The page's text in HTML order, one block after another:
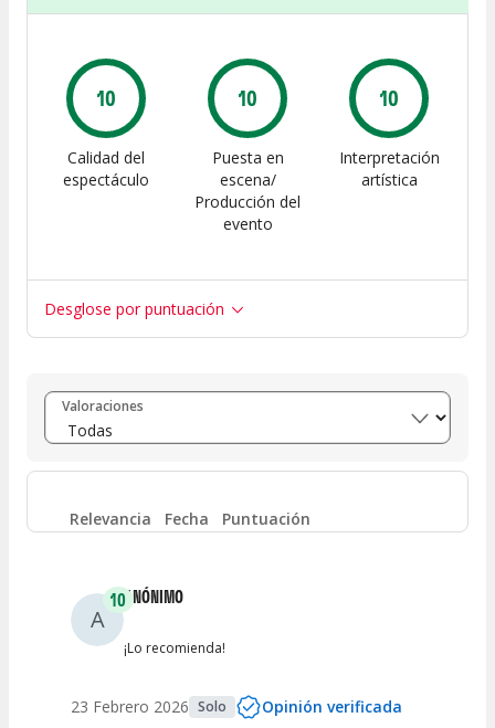
10
Calidad del
espectáculo
10
Puesta en
escena/
Producción del
evento
10
Interpretación
artística
Desglose por puntuación
Entre 8 y 10 (2)
Entre 6 y 8 (0)
Entre 4 y 6 0
Entre 0 y 2
Valoraciones
Relevancia Fecha Puntuación
A
10ANÓNIMO
¡Lo recomienda!
23 Febrero 2026 Solo Opinión verificada